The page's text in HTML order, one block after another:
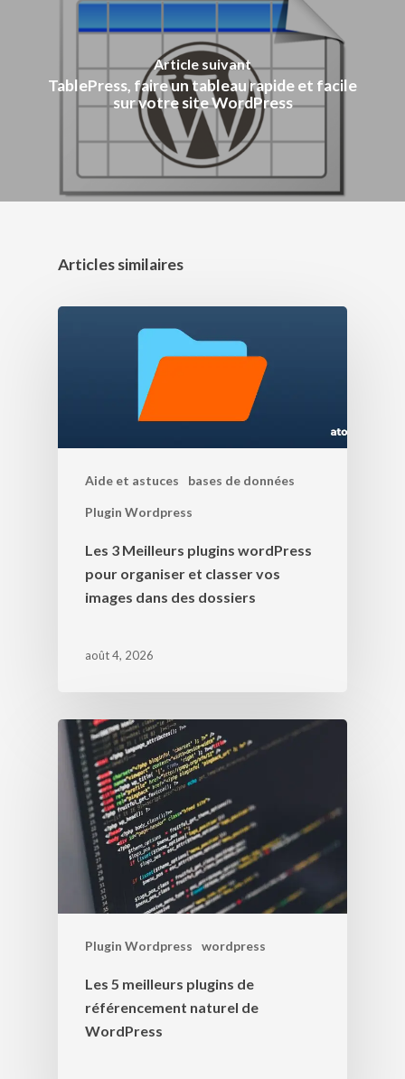
Article suivant
TablePress, faire un tableau rapide et facile
sur votre site WordPress
Articles similaires
Aide et astuces bases de données
Plugin Wordpress
Les 3 Meilleurs plugins wordPress
pour organiser et classer vos
images dans des dossiers
août 4, 2026
Plugin Wordpress wordpress
Les 5 meilleurs plugins de
référencement naturel de
WordPress